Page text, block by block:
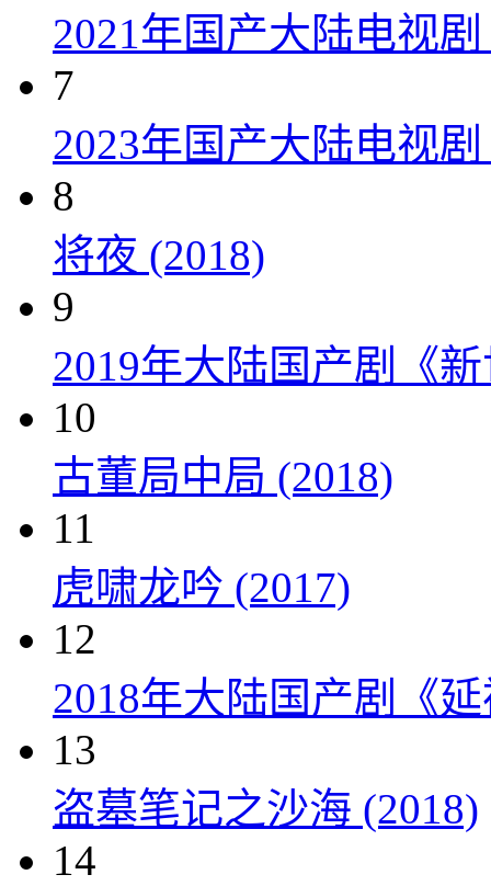
2021年国产大陆电视
7
2023年国产大陆电视
8
将夜 (2018)
9
2019年大陆国产剧《
10
古董局中局 (2018)
11
虎啸龙吟 (2017)
12
2018年大陆国产剧《
13
盗墓笔记之沙海 (2018)
14